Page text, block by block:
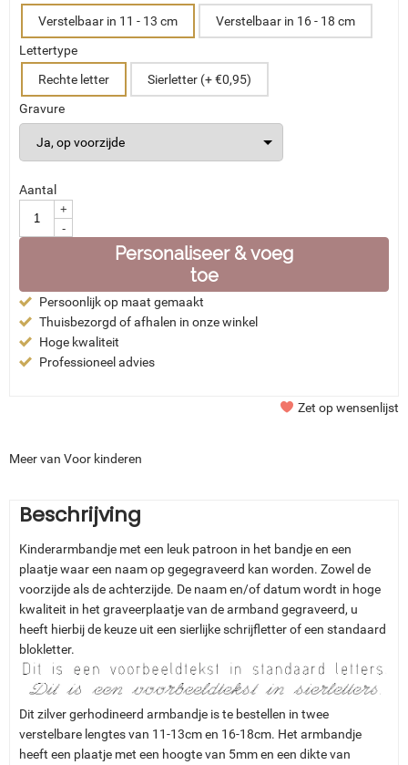
Verstelbaar in 11 - 13 cm
Verstelbaar in 16 - 18 cm
Lettertype
Rechte letter
Sierletter (+ €0,95)
Gravure
Aantal
+
-
Personaliseer & voeg
toe
Persoonlijk op maat gemaakt
Thuisbezorgd of afhalen in onze winkel
Hoge kwaliteit
Professioneel advies
Zet op wensenlijst
Meer van Voor kinderen
Beschrijving
Kinderarmbandje met een leuk patroon in het bandje en een
plaatje waar een naam op gegegraveerd kan worden. Zowel de
voorzijde als de achterzijde. De naam en/of datum wordt in hoge
kwaliteit in het graveerplaatje van de armband gegraveerd, u
heeft hierbij de keuze uit een sierlijke schrijfletter of een standaard
blokletter.
Dit zilver gerhodineerd armbandje is te bestellen in twee
verstelbare lengtes van 11-13cm en 16-18cm. Het armbandje
heeft een plaatje met een hoogte van 5mm en een dikte van